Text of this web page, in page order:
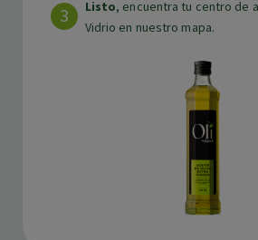
Listo, encuentra tu centro de
Vidrio en nuestro mapa.